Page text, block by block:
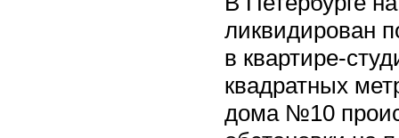
ликвидирован
в квартире-
квадратных
дома №10